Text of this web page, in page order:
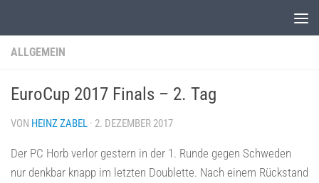
ALLGEMEIN
EuroCup 2017 Finals – 2. Tag
VON HEINZ ZABEL · 2. DEZEMBER 2017
Der PC Horb verlor gestern in der 1. Runde gegen Schweden
nur denkbar knapp im letzten Doublette. Nach einem Rückstand